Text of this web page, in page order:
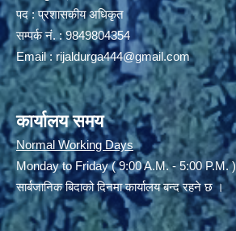
पद : प्रशासकीय अधिकृत
सम्पर्क नं. : 9849804354
Email : rijaldurga444@gmail.com
कार्यालय समय
Normal Working Days
Monday to Friday ( 9:00 A.M. - 5:00 P.M. )
सार्बजानिक बिदाको दिनमा कार्यालय बन्द रहने छ ।